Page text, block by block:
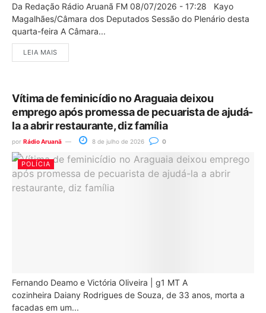
Da Redação Rádio Aruanã FM 08/07/2026 - 17:28 Kayo
Magalhães/Câmara dos Deputados Sessão do Plenário desta
quarta-feira A Câmara...
LEIA MAIS
Vítima de feminicídio no Araguaia deixou
emprego após promessa de pecuarista de ajudá-
la a abrir restaurante, diz família
por Rádio Aruanã 8 de julho de 2026 0
POLÍCIA
Fernando Deamo e Victória Oliveira | g1 MT A
cozinheira Daiany Rodrigues de Souza, de 33 anos, morta a
facadas em um...